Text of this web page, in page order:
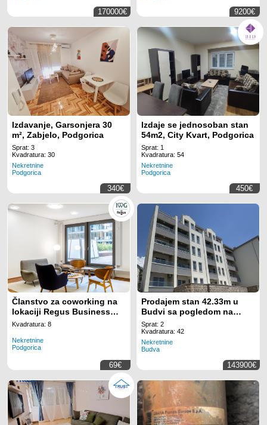
170000€ 9200€
Izdavanje, Garsonjera 30
m², Zabjelo, Podgorica
Sprat: 3
Kvadratura: 30
Nekretnine
Podgorica
340€
Izdaje se jednosoban stan
54m2, City Kvart, Podgorica
Sprat: 1
Kvadratura: 54
Nekretnine
Podgorica
450€
Članstvo za coworking na
lokaciji Regus Business
Tower Montenegro
Kvadratura: 8
Nekretnine
Podgorica
69€
Prodajem stan 42.33m u
Budvi sa pogledom na
more
Sprat: 2
Kvadratura: 42
Nekretnine
Budva
143900€